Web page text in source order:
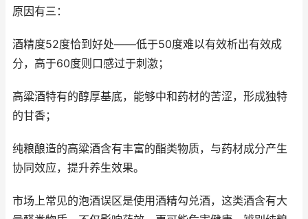
原因有三：
酒精度52度恰到好处——低于50度难以有效析出有效成
分，高于60度则口感过于刺激；
高粱酒特有的醇厚基底，能够中和药材的苦涩，形成独特
的甘香；
纯粮酿造的高粱酒含有丰富的酯类物质，与药材成分产生
协同效应，提升养生效果。
市场上常见的泡酒误区是使用酒精勾兑酒，这类酒含有大